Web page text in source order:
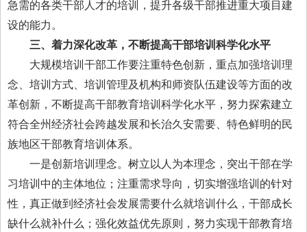
急需的各类干部人才的培训，提升各级干部推进重大项目建
设的能力。
三、着力深化改革，不断提高干部培训科学化水平
大规模培训干部工作要注重特色创新，重点加强培训理
念、培训方式、培训管理及机构和师资队伍建设等方面的改
革创新，不断提高干部教育培训科学化水平，努力探索建立
符合全州经济社会跨越发展和长治久安需要、特色鲜明的民
族地区干部教育培训体系。
一是创新培训理念。树立以人为本理念，突出干部在学
习培训中的主体地位；注重需求导向，切实增强培训的针对
性，真正做到经济社会发展需要什么就培训什么，干部成长
缺什么就补什么；强化效益优先原则，努力实现干部教育培